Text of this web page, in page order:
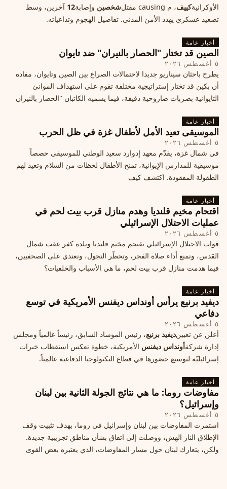
الأوكرانيةكييف، م causing مقتل شخصين وإصابة12 آخرين، وسط
تصعيد عسكري يهدد الأمن المدني. تفاصيل الهجوم وتداعياته.
أخبار عامة
الصين قد تختار "الحصار بالنيران" ضد تايوان
٥ أغسطس ٢٠٢٦
يطرح باحثان سيناريو جديدا لاحتمالات الصراع بين الصين وتايوان، مفاده
أن بكين قد تختار إستراتيجية مختلفة تقوم على استهداف الموانئ
التايوانية بضربات صاروخية دقيقة، فيما يسميه الكاتبان "الحصار بالنيران
أخبار عامة
الموسيقى تعيد الأمل لأطفال غزة في ظل الحرب
٥ أغسطس ٢٠٢٦
في شمال غزة، يقدّم معهد إدوارد سعيد الوطني للموسيقى حصصاً
موسيقية للمدارس الإيوائية، تمنح الأطفال لحظات من السلام وتعيد لهم
الطفولة المفقودة. اكتشف كيف
أخبار عامة
اقتحام مخيم قلنديا وهدم منازل قرب بيت لحم في
عمليات الاحتلال الإسرائيلي
٥ أغسطس ٢٠٢٦
قوات الاحتلال الإسرائيلي تقتحم مخيم قلنديا وبلدة كفر عقب شمال
القدس، وتمنع أداء صلاة الفجر، وتحظّر التجول، وتعتدي على الصحفيين،
فيما هدمت منازل قرب بيت لحم، ما هي الأسباب والخلفيات؟
أخبار عامة
ديفيد برنيع يرأس أونداس ديفنس الأمريكية في توسع
دفاعي
٥ أغسطس ٢٠٢٦
أعلن عن تعيينديفيد برنيع، رئيس الموساد السابق، رئيساً عالمياً ومجلس
إدارة شركةأونداس ديفنس الأمريكية، خطوة تعكس استقطاب خبرات
إسرائيليّة لتوسيع حضورها في قطاع التكنولوجيا الدفاعية عالمياً.
أخبار عامة
مفاوضات روما: ما هي نتائج الجولة الثانية بين لبنان
وإسرائيل؟
٥ أغسطس ٢٠٢٦
استمرت المفاوضات بين لبنان وإسرائيل في روما، بهدف تثبيت وقف
الإطلاق النار الهش، ووصلت إلى اتفاق بشأن مناطق تجريبية جديدة.
ولكن، يتعارك لبنان حول مسار المفاوضات، الذي يعتبره بعض القوى